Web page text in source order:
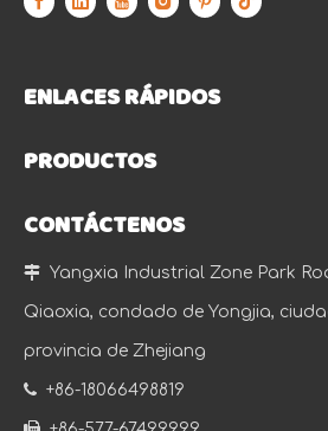
ENLACES RÁPIDOS
PRODUCTOS
CONTÁCTENOS
 Yangxia Industrial Zone Park
Qiaoxia, condado de Yongjia,
provincia de Zhejiang
 +86-18066498819